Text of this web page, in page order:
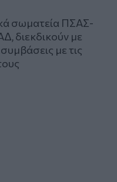
σωματεία ΠΣΑΣ-
με
με τις